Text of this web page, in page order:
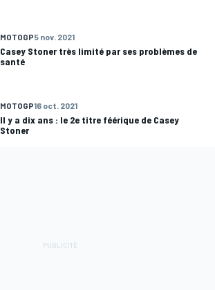
MOTOGP5 nov. 2021
Casey Stoner très limité par ses problèmes de
santé
MOTOGP16 oct. 2021
Il y a dix ans : le 2e titre féérique de Casey
Stoner